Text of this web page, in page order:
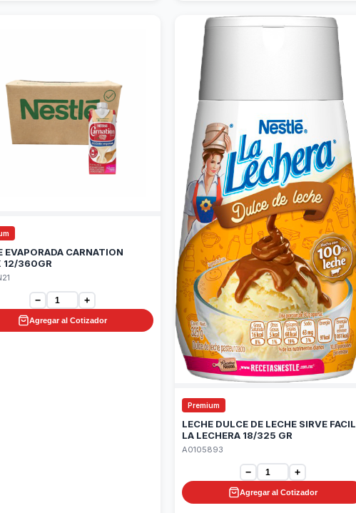
EVAPORADA CARNATION
12/360GR
− +
Agregar al Cotizador
Premium
LECHE DULCE DE LECHE SIRVE FACIL
LA LECHERA 18/325 GR
A0105893
− +
Agregar al Cotizador